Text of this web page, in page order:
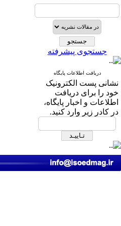
جستجوی پیشرفته
دریافت اطلاعات پایگاه
نشانی پست الکترونیک
خود را برای دریافت
اطلاعات و اخبار پایگاه،
در کادر زیر وارد کنید.